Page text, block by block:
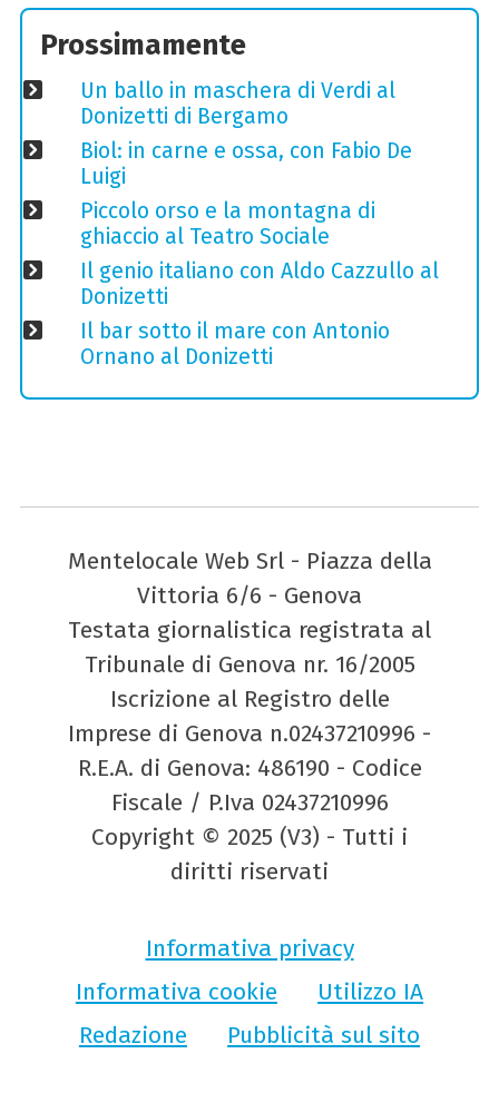
Prossimamente
Un ballo in maschera di Verdi al
Donizetti di Bergamo
Biol: in carne e ossa, con Fabio De
Luigi
Piccolo orso e la montagna di
ghiaccio al Teatro Sociale
Il genio italiano con Aldo Cazzullo al
Donizetti
Il bar sotto il mare con Antonio
Ornano al Donizetti
Mentelocale Web Srl - Piazza della
Vittoria 6/6 - Genova
Testata giornalistica registrata al
Tribunale di Genova nr. 16/2005
Iscrizione al Registro delle
Imprese di Genova n.02437210996 -
R.E.A. di Genova: 486190 - Codice
Fiscale / P.Iva 02437210996
Copyright © 2025 (V3) - Tutti i
diritti riservati
Informativa privacy
Informativa cookie
Utilizzo IA
Redazione
Pubblicità sul sito